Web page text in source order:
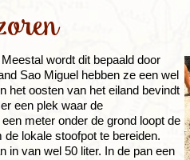
wordt dit bepaald door
Sao Miguel hebben ze een wel
het oosten van het eiland bevindt
een plek waar de
meter onder de grond loopt de
lokale stoofpot te bereiden.
in van wel 50 liter. In de pan een